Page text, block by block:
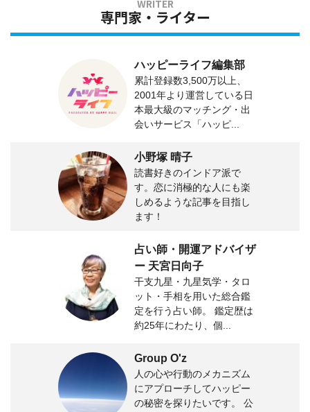
専門家・ライター
ハッピーライフ編集部
累計登録数3,500万以上、
2001年より運営している日
本最大級のマッチング・出
会いサービス「ハッピ...
小野塚 晴子
読書好きのインドア派で
す。恋に消極的な人にも楽
しめるような記事を目指し
ます！
占い師・開運アドバイザ
ー 天宮日向子
干支九星・九星気学・タロ
ット・手相を用いた総合鑑
定を行う占い師。 鑑定歴は
約25年にわたり、個...
Group O'z
人の心や行動のメカニズム
にアプローチしてハッピー
の秘密を探りたいです。 公